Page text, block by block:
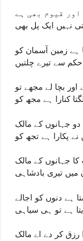
اور قیوم بھی ہے
نہیں ایک پل بھی
ہے زمین آسمان کو
سے تیرے چلتیں
اور بچا لے مجھے تو
کنارا ہے مجھ کو
جہانوں کے مالک
پکارا ہے تجھ کو
جہانوں کے مالک
میں تیری بادشاہی
ہے دنوں کو اجالے
ہے تو ہی سیاہی
رزق کر دے اے مالک